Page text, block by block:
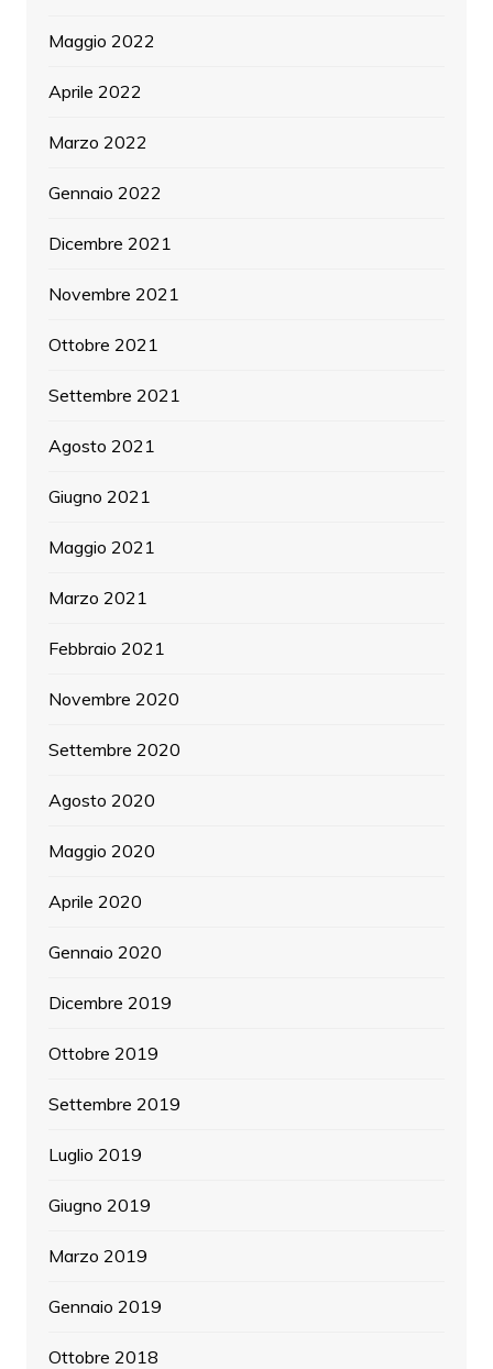
Maggio 2022
Aprile 2022
Marzo 2022
Gennaio 2022
Dicembre 2021
Novembre 2021
Ottobre 2021
Settembre 2021
Agosto 2021
Giugno 2021
Maggio 2021
Marzo 2021
Febbraio 2021
Novembre 2020
Settembre 2020
Agosto 2020
Maggio 2020
Aprile 2020
Gennaio 2020
Dicembre 2019
Ottobre 2019
Settembre 2019
Luglio 2019
Giugno 2019
Marzo 2019
Gennaio 2019
Ottobre 2018